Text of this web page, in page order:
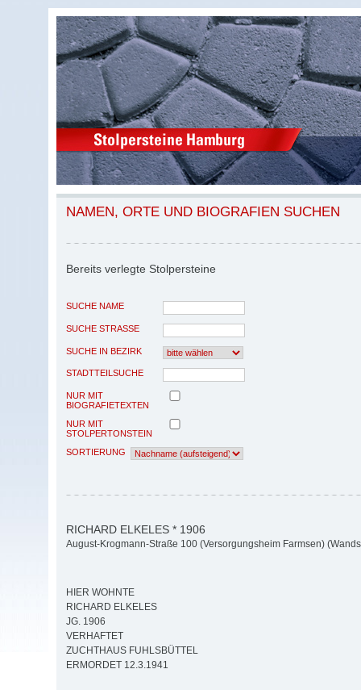
NAMEN, ORTE UND BIOGRAFIEN SUCHEN
Bereits verlegte Stolpersteine
SUCHE NAME
SUCHE STRASSE
SUCHE IN BEZIRK
STADTTEILSUCHE
NUR MIT
BIOGRAFIETEXTEN
NUR MIT
STOLPERTONSTEIN
SORTIERUNG
RICHARD ELKELES * 1906
August-Krogmann-Straße 100 (Versorgungsheim Farmsen)
HIER WOHNTE
RICHARD ELKELES
JG. 1906
VERHAFTET
ZUCHTHAUS FUHLSBÜTTEL
ERMORDET 12.3.1941